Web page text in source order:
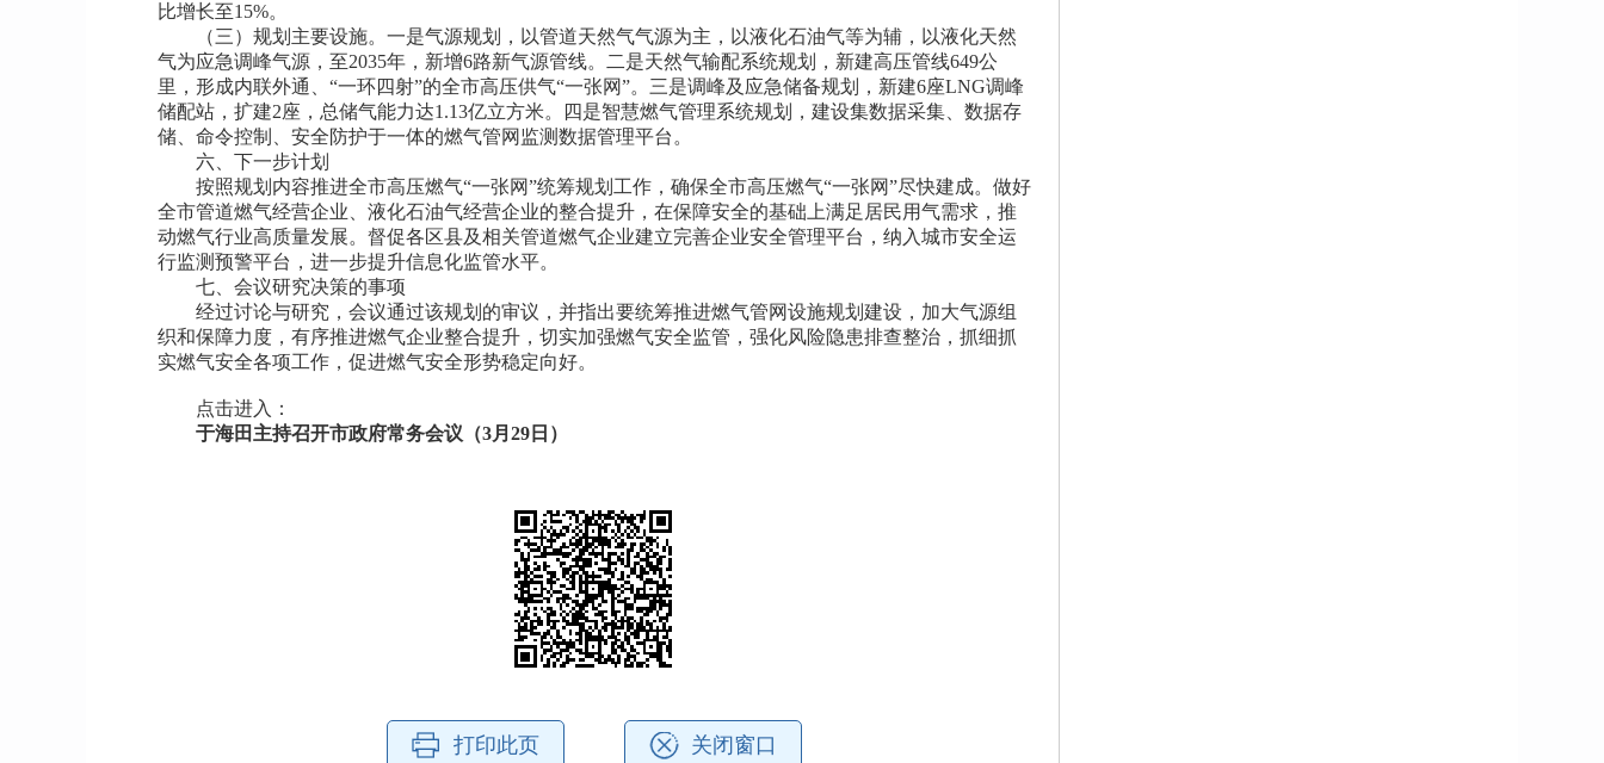
比增长至15%。
（三）规划主要设施。一是气源规划，以管道天然气气源为主，以液化石油气等为辅，以液化天然
气为应急调峰气源，至2035年，新增6路新气源管线。二是天然气输配系统规划，新建高压管线649公
里，形成内联外通、“一环四射”的全市高压供气“一张网”。三是调峰及应急储备规划，新建6座LNG调峰
储配站，扩建2座，总储气能力达1.13亿立方米。四是智慧燃气管理系统规划，建设集数据采集、数据存
储、命令控制、安全防护于一体的燃气管网监测数据管理平台。
六、下一步计划
按照规划内容推进全市高压燃气“一张网”统筹规划工作，确保全市高压燃气“一张网”尽快建成。做好
全市管道燃气经营企业、液化石油气经营企业的整合提升，在保障安全的基础上满足居民用气需求，推
动燃气行业高质量发展。督促各区县及相关管道燃气企业建立完善企业安全管理平台，纳入城市安全运
行监测预警平台，进一步提升信息化监管水平。
七、会议研究决策的事项
经过讨论与研究，会议通过该规划的审议，并指出要统筹推进燃气管网设施规划建设，加大气源组
织和保障力度，有序推进燃气企业整合提升，切实加强燃气安全监管，强化风险隐患排查整治，抓细抓
实燃气安全各项工作，促进燃气安全形势稳定向好。
点击进入：
于海田主持召开市政府常务会议（3月29日）
打印此页 关闭窗口